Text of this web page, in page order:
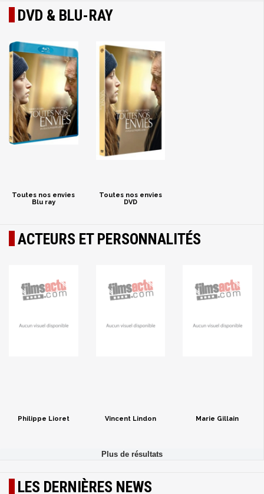
DVD & BLU-RAY
Toutes nos envies
Blu ray
Toutes nos envies
DVD
ACTEURS ET PERSONNALITÉS
Philippe Lioret Vincent Lindon Marie Gillain
LES DERNIÈRES NEWS